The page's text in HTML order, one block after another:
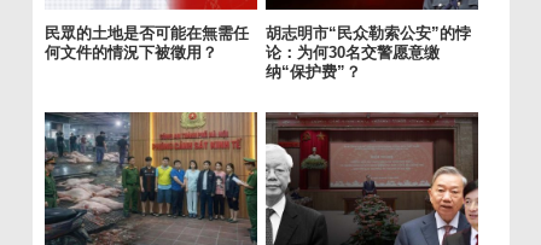
民眾的土地是否可能在無需任
何文件的情況下被徵用？
胡志明市“民众勒索公安”的悖
论：为何30名交警愿意缴
纳“保护费”？